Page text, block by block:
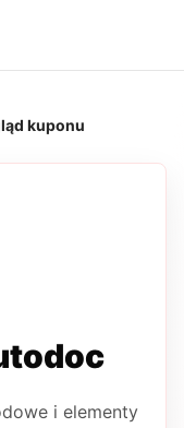
kuponu
i elementy